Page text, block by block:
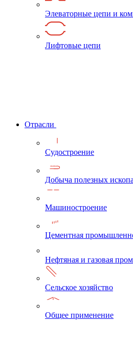
Элеваторные цепи и
Лифтовые цепи
Отрасли
Судостроение
Добыча полезных
Машиностроение
Цементная
Нефтяная и газовая
Сельское хозяйство
Общее применение